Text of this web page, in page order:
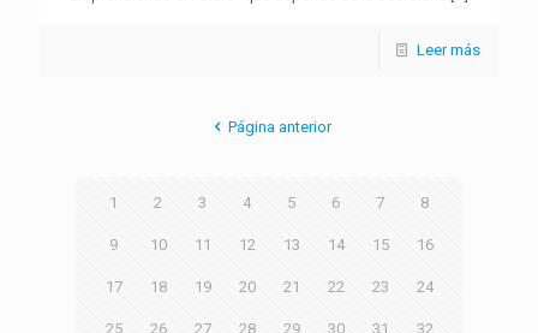
Leer más
Página anterior
1 2 3 4 5 6 7 8
9 10 11 12 13 14 15 16
17 18 19 20 21 22 23 24
25 26 27 28 29 30 31 32